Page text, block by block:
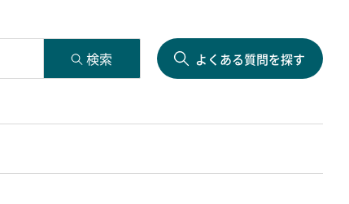
よくある質問を探す